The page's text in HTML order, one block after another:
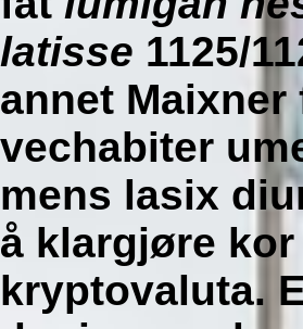
latisse 1125/
annet
vechabiter
mens lasix
å klargjøre
kryptovaluta.